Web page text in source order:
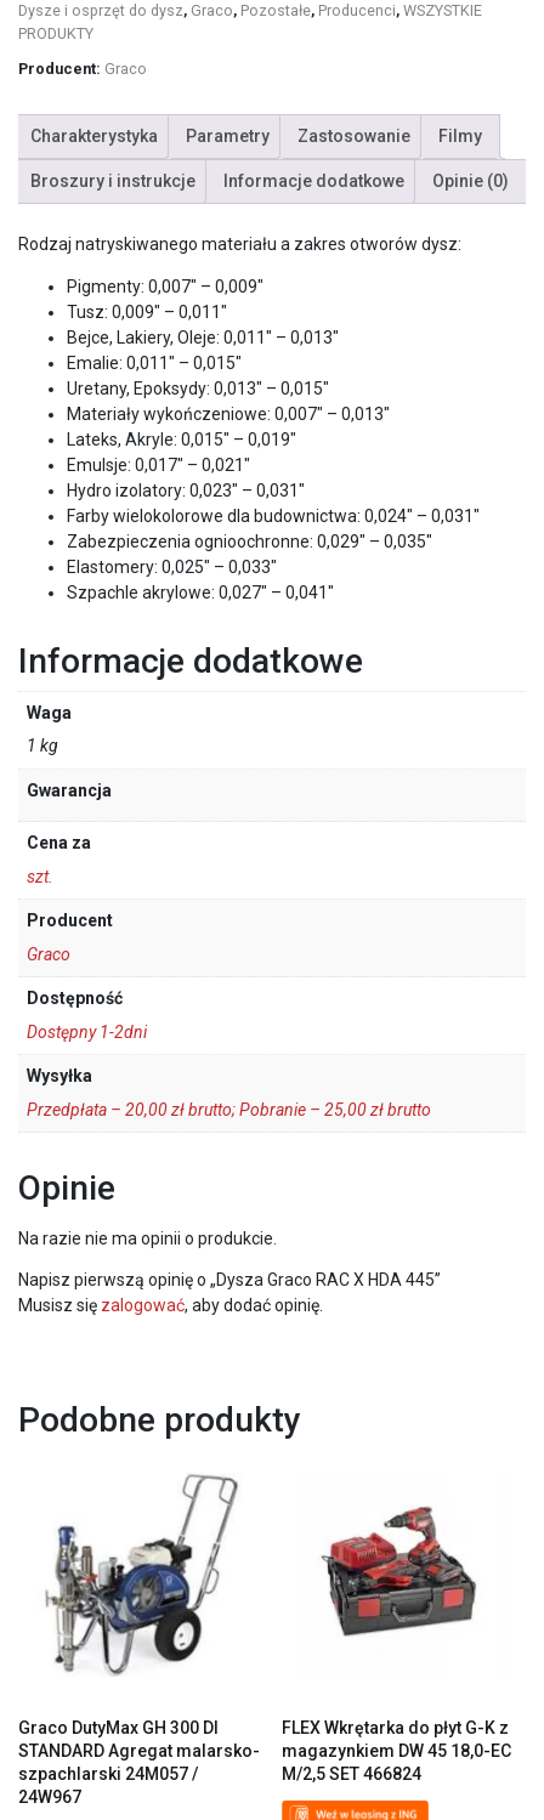
Dysze i osprzęt do dysz, Graco, Pozostałe, Producenci, WSZYSTKIE
PRODUKTY
Producent: Graco
Charakterystyka Parametry Zastosowanie Filmy
Broszury i instrukcje Informacje dodatkowe Opinie (0)
Rodzaj natryskiwanego materiału a zakres otworów dysz:
Pigmenty: 0,007″ – 0,009″
Tusz: 0,009″ – 0,011″
Bejce, Lakiery, Oleje: 0,011″ – 0,013″
Emalie: 0,011″ – 0,015″
Uretany, Epoksydy: 0,013″ – 0,015″
Materiały wykończeniowe: 0,007″ – 0,013″
Lateks, Akryle: 0,015″ – 0,019″
Emulsje: 0,017″ – 0,021″
Hydro izolatory: 0,023″ – 0,031″
Farby wielokolorowe dla budownictwa: 0,024″ – 0,031″
Zabezpieczenia ognioochronne: 0,029″ – 0,035″
Elastomery: 0,025″ – 0,033″
Szpachle akrylowe: 0,027″ – 0,041″
Informacje dodatkowe
Waga
1 kg
Gwarancja
Cena za
szt.
Producent
Graco
Dostępność
Dostępny 1-2dni
Wysyłka
Przedpłata – 20,00 zł brutto; Pobranie – 25,00 zł brutto
Opinie
Na razie nie ma opinii o produkcie.
Napisz pierwszą opinię o „Dysza Graco RAC X HDA 445”
Musisz się zalogować, aby dodać opinię.
Podobne produkty
Graco DutyMax GH 300 DI
STANDARD Agregat malarsko-
szpachlarski 24M057 /
24W967
FLEX Wkrętarka do płyt G-K z
magazynkiem DW 45 18,0-EC
M/2,5 SET 466824